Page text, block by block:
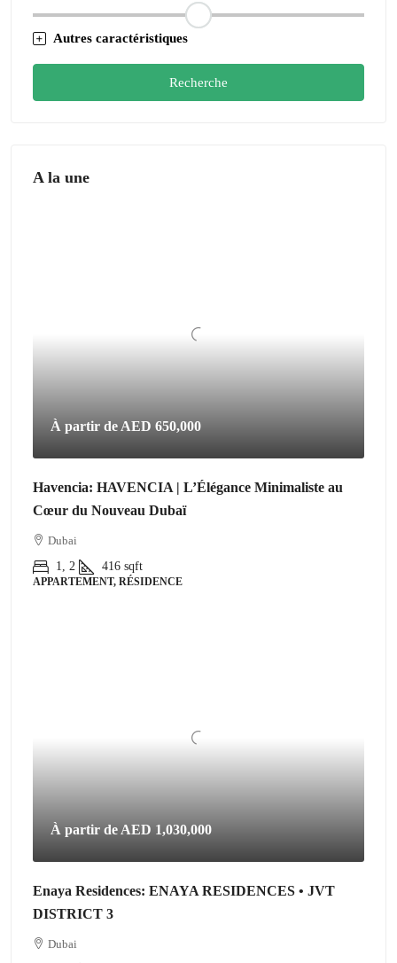
Autres caractéristiques
Recherche
A la une
À partir de AED 650,000
Havencia: HAVENCIA | L’Élégance Minimaliste au
Cœur du Nouveau Dubaï
Dubai
1, 2
416 sqft
APPARTEMENT, RÉSIDENCE
À partir de AED 1,030,000
Enaya Residences: ENAYA RESIDENCES • JVT
DISTRICT 3
Dubai